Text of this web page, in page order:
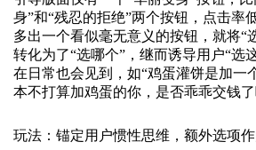
身”和“残忍的拒绝”两个按钮，点击率
多出一个看似毫无意义的按钮，就将“
转化为了“选哪个”，继而诱导用户“选
在日常也会见到，如“鸡蛋灌饼是加一
本不打算加鸡蛋的你，是否乖乖交钱了
玩法：锚定用户惯性思维，额外选项作